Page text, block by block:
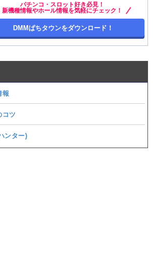
パチンコ・スロット好き必見！
新機種情報やホール情報を気軽にチェック！
DMMぱちタウンをダウンロード！
報
ツ
ンター)